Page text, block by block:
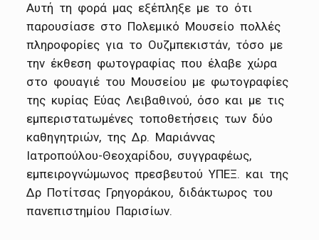
Αυτή τη φορά μας εξέπληξε με το ότι
παρουσίασε στο Πολεμικό Μουσείο πολλές
πληροφορίες για το Ουζμπεκιστάν, τόσο με
την έκθεση φωτογραφίας που έλαβε χώρα
στο φουαγιέ του Μουσείου με φωτογραφίες
της κυρίας Εύας Λειβαθινού, όσο και με τις
εμπεριστατωμένες τοποθετήσεις των δύο
καθηγητριών, της Δρ. Μαριάννας
Ιατροπούλου-Θεοχαρίδου, συγγραφέως,
εμπειρογνώμωνος πρεσβευτού ΥΠΕΞ. και της
Δρ Ποτίτσας Γρηγοράκου, διδάκτωρος του
πανεπιστημίου Παρισίων.